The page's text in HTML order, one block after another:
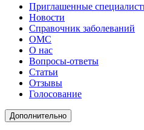
Приглашенные
Новости
Справочник заболеваний
ОМС
О нас
Вопросы-ответы
Статьи
Отзывы
Голосование
Дополнительно